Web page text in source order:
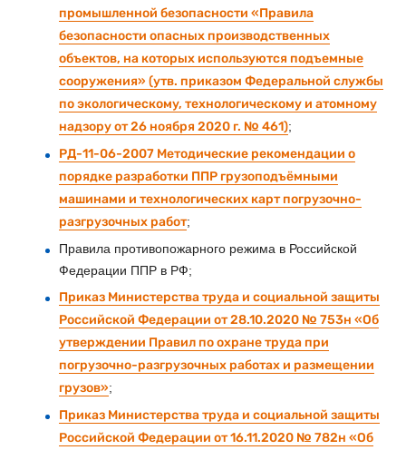
промышленной безопасности «Правила
безопасности опасных производственных
объектов, на которых используются подъемные
сооружения» (утв. приказом Федеральной службы
по экологическому, технологическому и атомному
надзору от 26 ноября 2020 г. № 461);
РД-11-06-2007 Методические рекомендации о
порядке разработки ППР грузоподъёмными
машинами и технологических карт погрузочно-
разгрузочных работ;
Правила противопожарного режима в Российской
Федерации ППР в РФ;
Приказ Министерства труда и социальной защиты
Российской Федерации от 28.10.2020 № 753н «Об
утверждении Правил по охране труда при
погрузочно-разгрузочных работах и размещении
грузов»;
Приказ Министерства труда и социальной защиты
Российской Федерации от 16.11.2020 № 782н «Об